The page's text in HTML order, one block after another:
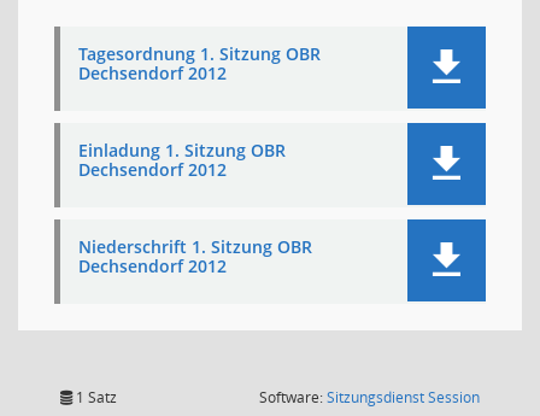
Tagesordnung 1. Sitzung OBR
Dechsendorf 2012
Einladung 1. Sitzung OBR
Dechsendorf 2012
Niederschrift 1. Sitzung OBR
Dechsendorf 2012
1 Satz Software:SitzungsdienstSession(Wird in